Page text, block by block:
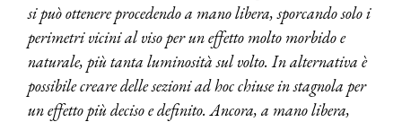
si può ottenere procedendo a mano libera, sporcando solo i
perimetri vicini al viso per un effetto molto morbido e
naturale, più tanta luminosità sul volto. In alternativa è
possibile creare delle sezioni ad hoc chiuse in stagnola per
un effetto più deciso e definito. Ancora, a mano libera,